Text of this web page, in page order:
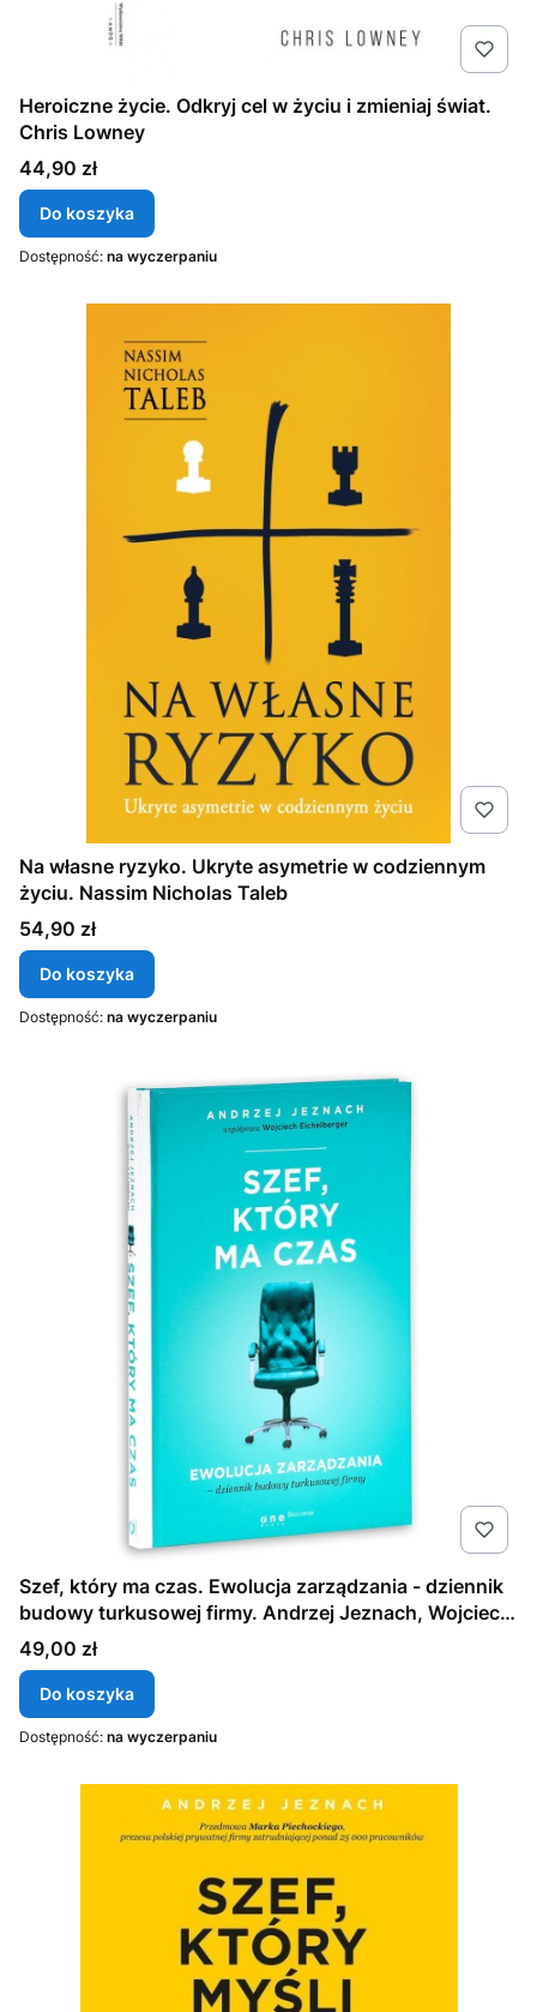
Heroiczne życie. Odkryj cel w życiu i zmieniaj świat.
Chris Lowney
Cena
44,90 zł
Do koszyka
Dostępność: na wyczerpaniu
Na własne ryzyko. Ukryte asymetrie w codziennym
życiu. Nassim Nicholas Taleb
Cena
54,90 zł
Do koszyka
Dostępność: na wyczerpaniu
Szef, który ma czas. Ewolucja zarządzania - dziennik
budowy turkusowej firmy. Andrzej Jeznach, Wojciech
Eichelberger
Cena
49,00 zł
Do koszyka
Dostępność: na wyczerpaniu